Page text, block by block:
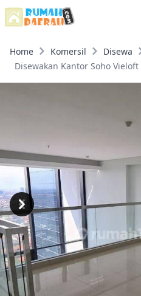
Home Komersil Disewa
Disewakan Kantor Soho
Previous
Next